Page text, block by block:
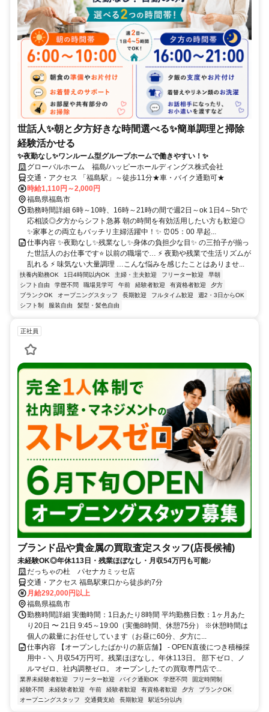
世話人✨朝と夕方好きな時間選べる✨簡単調理と掃除
経験活かせる
✨夜勤なし✨ワンルーム型グループホームで働きやすい！✨
グローバルホーム 福島/ハッピーホールディングス株式会社
交通・アクセス 「福島駅」～徒歩11分★車・バイク通勤可★
時給1,110円～2,000円
福島県福島市
勤務時間詳細 6時～10時、16時～21時の間で週2日～ok 1日4～5hで
応相談◎夕方からシフト急募 朝の時間を有効活用したい方も歓迎◎
✨家事との両立もバッチリ主婦活躍中！✨ ⏰05：00 早起...
仕事内容 ✨夜勤なし✨残業なし✨身体の負担少な目✨ の三拍子が揃っ
た世話人のお仕事です⭐ 以前の職場で… ⚡ 夜勤や残業で生活リズムが
乱れる ⚡ 味気ない大量調理 …こんな悩みを感じたことはありませ...
扶養内勤務OK 1日4時間以内OK 主婦・主夫歓迎 フリーター歓迎
早朝
シフト自由
学歴不問 職場見学可 午前 経験者歓迎 有資格者歓迎
夕方
ブランクOK
オープニングスタッフ 長期歓迎 フルタイム歓迎
週2・3日からOK
シフト制
服装自由 髪型・髪色自由
正社員
ブランド品や貴金属の買取査定スタッフ(店長候補)
未経験OK◎年休113日・残業ほぼなし・月収54万円も可能♪
だっちゃの杜 パセナカミッセ店
交通・アクセス 福島駅東口から徒歩約7分
月給292,000円以上
福島県福島市
勤務時間詳細 実働時間：1日あたり8時間 平均勤務日数：1ヶ月あた
り20日 〜 21日 9:45～19:00（実働8時間、休憩75分） ※休憩時間は
個人の裁量にお任せしています（お昼に60分、夕方に...
仕事内容 【オープンしたばかりの新店舗】 - OPEN直後につき積極採
用中 - ＼ 月収54万円可。残業ほぼなし。年休113日。 部下ゼロ、ノ
ルマゼロ、社内調整ゼロ。 オープンしたての買取専門店で...
業界未経験者歓迎 フリーター歓迎 バイク通勤OK 学歴不問
固定時間制
経験不問
未経験者歓迎 午前 経験者歓迎 有資格者歓迎 夕方
ブランクOK
オープニングスタッフ
交通費支給 長期歓迎 駅近5分以内